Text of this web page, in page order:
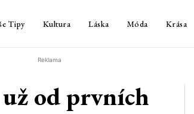
Tipy Kultura Láska Móda Krása
Reklama
od prvních